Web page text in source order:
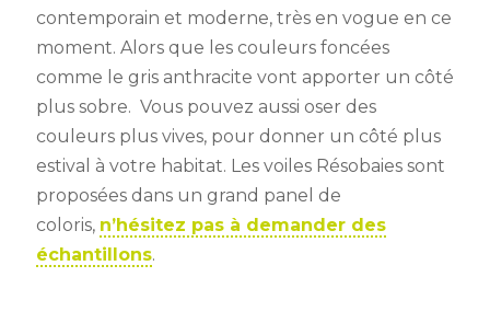
contemporain et moderne, très en vogue en ce
moment. Alors que les couleurs foncées
comme le gris anthracite vont apporter un côté
plus sobre. Vous pouvez aussi oser des
couleurs plus vives, pour donner un côté plus
estival à votre habitat. Les voiles Résobaies sont
proposées dans un grand panel de
coloris, n’hésitez pas à demander des
échantillons.